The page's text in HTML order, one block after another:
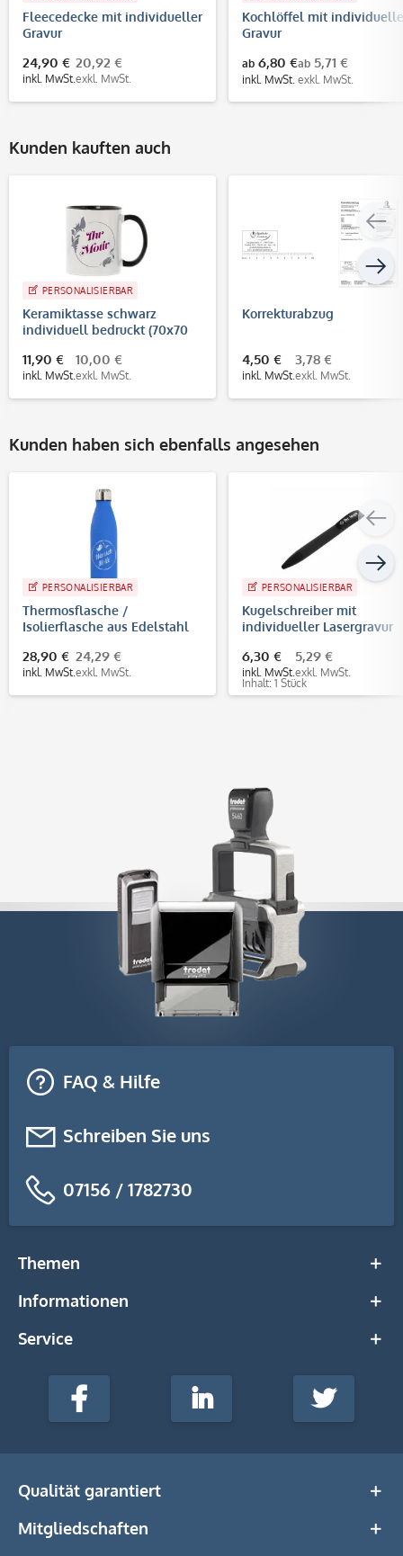
Fleecedecke mit individueller
Gravur
24,90 €
inkl. MwSt.
20,92 €
exkl. MwSt.
Kochlöffel mit
Gravur
ab 6,80 €
inkl. MwSt.
ab 5,71 €
exkl. MwSt.
Kunden kauften auch
PERSONALISIERBAR
Keramiktasse schwarz
individuell bedruckt (70x70
11,90 €
inkl. MwSt.
10,00 €
exkl. MwSt.
Korrekturabzug
4,50 €
inkl. MwSt.
3,78 €
exkl. MwSt.
Kunden haben sich ebenfalls angesehen
PERSONALISIERBAR
Thermosflasche /
Isolierflasche aus Edelstahl
28,90 €
inkl. MwSt.
24,29 €
exkl. MwSt.
PERSONALISIERBAR
Kugelschreiber mit
individueller Lasergravur
6,30 €
inkl. MwSt.
5,29 €
exkl. MwSt.
Inhalt: 1 Stück
FAQ & Hilfe
Schreiben Sie uns
07156 / 1782730
Themen
Informationen
Service
stempel-
Media
Facebook LinkedIn Twitter
Qualität garantiert
Mitgliedschaften